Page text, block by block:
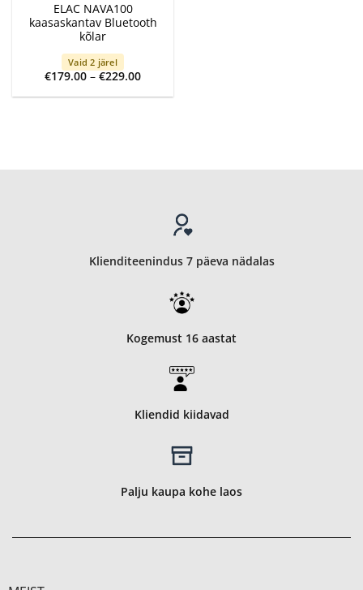
ELAC NAVA100
kaasaskantav Bluetooth
kõlar
Vaid 2 järel
€179.00 – €229.00Price
€179.00
Klienditeenindus 7 päeva nädalas
Kogemust 16 aastat
Kliendid kiidavad
Palju kaupa kohe laos